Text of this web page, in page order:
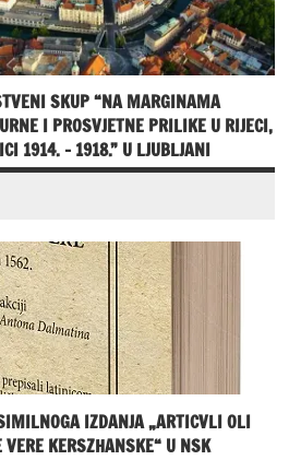
SKUP “NA MARGINAMA
I PROSVJETNE PRILIKE U RIJECI,
1914. – 1918.” U LJUBLJANI
IZDANJA „ARTICVLI OLI
KERSZHANSKE“ U NSK